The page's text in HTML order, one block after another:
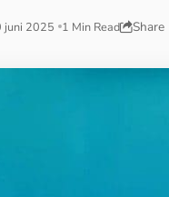
juni 2025 1 Min Read Share